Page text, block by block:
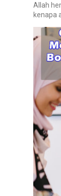
Allah
kenapa